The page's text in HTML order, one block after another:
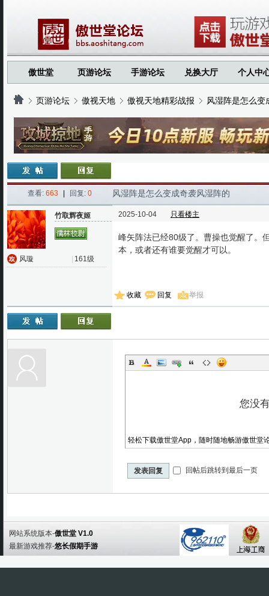
傲世堂 页游论坛 手游论坛 兑换大厅 个人中
›
页游论坛
›
傲视天地
›
傲视天地精彩战报
›
风湿阵是怎么变
查看: 663 回复: 0 风湿阵是怎么变成奇袭风湿阵的
竹取辉夜姬
风璇 161级
2025-10-04 只看楼主
峰矢阵法已经80级了。曹操也觉醒了。
本，或者还有谁要觉醒才可以。
收藏 回复 举报
轻松下载傲世堂App，随时随地畅游傲世堂
发表回复 回帖后跳转到最后一页
网站系统版本-傲世堂 V1.0
最新游戏推荐-悠长假期手游